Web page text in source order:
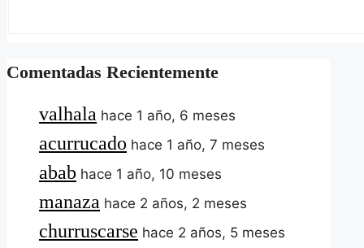
Comentadas Recientemente
valhala hace 1 año, 6 meses
acurrucado hace 1 año, 7 meses
abab hace 1 año, 10 meses
manaza hace 2 años, 2 meses
churruscarse hace 2 años, 5 meses